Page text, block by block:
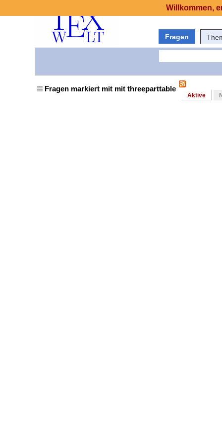
Fragen
Fragen markiert mit mit threeparttable
Aktive
Willkommen,